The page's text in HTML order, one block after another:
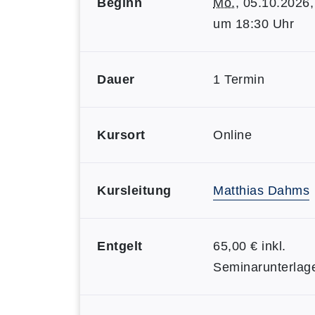
Beginn Mo., 05.10.2026,
um 18:30 Uhr
Dauer 1 Termin
Kursort Online
Kursleitung Matthias Dahms
Entgelt
65,00 € inkl.